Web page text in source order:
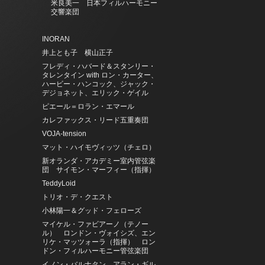
米良美一 日本フィルハーモニー
交響楽団
INORAN
井上とも子 横山正子
フレディ・ハバード＆スタンリー・
タレンタイン with ロン・カーター、
ハービー・ハンコック、ジャック・
デジョネット、エリック・ゲイル
ピエール＝ロラン・エマール
カレファックス・リード五重奏団
VOJA-tension
マット・ハイモヴィッツ（チェロ）
新オランダ・アカデミー室内管弦楽
団 サイモン・マーフィー（指揮）
TeddyLoid
トリオ・デ・クエスト
小林陽一＆グッド・フェローズ
マイケル・ファビアーノ（テノー
ル） ロンドン・ヴォイシズ、エン
リケ・マッツォーラ（指揮） ロン
ドン・フィルハーモニー管弦楽団